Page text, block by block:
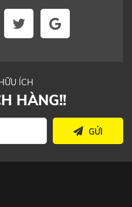
ÍCH
HÀNG!!
GỬI